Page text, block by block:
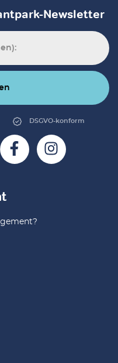
Newsletter
DSGVO-konform